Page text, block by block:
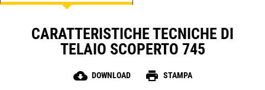
CARATTERISTICHE TECNICHE DI
TELAIO SCOPERTO 745
cloud_download DOWNLOAD print STAMPA